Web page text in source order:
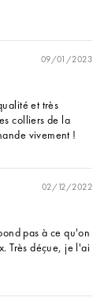
09/01/2023
et très
colliers de la
vivement !
02/12/2022
pas à ce qu'on
Très déçue, je l'ai